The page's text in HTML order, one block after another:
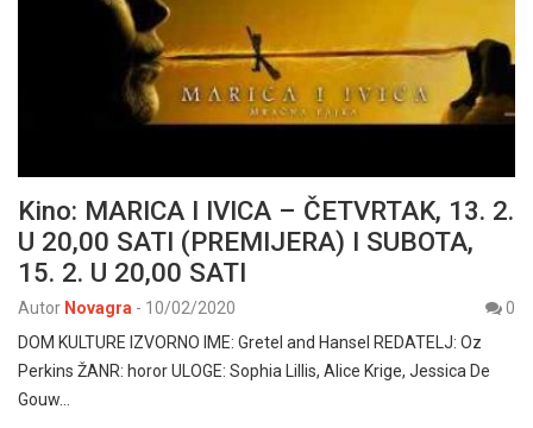
Kino: MARICA I IVICA – ČETVRTAK, 13. 2.
U 20,00 SATI (PREMIJERA) I SUBOTA,
15. 2. U 20,00 SATI
Autor Novagra - 10/02/2020
0
DOM KULTURE IZVORNO IME: Gretel and Hansel REDATELJ: Oz
Perkins ŽANR: horor ULOGE: Sophia Lillis, Alice Krige, Jessica De
Gouw…